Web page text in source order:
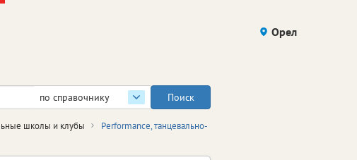
Орел
по справочнику
школы и клубы
Performance, танцевально-